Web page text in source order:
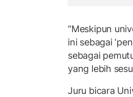
“Meskipun
ini sebagai
sebagai
yang lebih
Juru bicara